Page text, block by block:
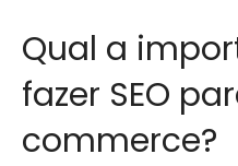
Qual a
fazer SEO
commerce?